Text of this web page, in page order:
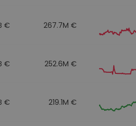
€ 267.7M €
€ 252.6M €
€ 219.1M €